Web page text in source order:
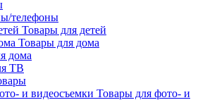
телефоны
Товары для детей
Товары для дома
дома
ТВ
Товары для фото- и